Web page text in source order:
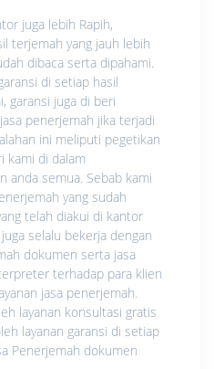
juga lebih Rapih,
terjemah yang jauh lebih
dibaca serta dipahami.
di setiap hasil
garansi juga di beri
penerjemah jika terjadi
ini meliputi pegetikan
kami di dalam
anda semua. Sebab kami
yang sudah
telah diakui di kantor
selalu bekerja dengan
dokumen serta jasa
terhadap para klien
jasa penerjemah.
layanan konsultasi gratis
layanan garansi di setiap
Penerjemah dokumen